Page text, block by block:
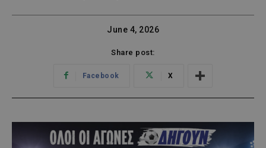
June 4, 2026
Share post:
Facebook X